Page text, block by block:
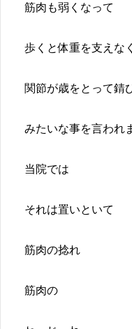
筋肉も弱くなって
歩くと体重を支えな
関節が歳をとって錆
みたいな事を言われ
当院では
それは置いといて
筋肉の捻れ
筋肉の